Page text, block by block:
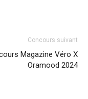
Concours suivant
Magazine Véro X
Oramood 2024